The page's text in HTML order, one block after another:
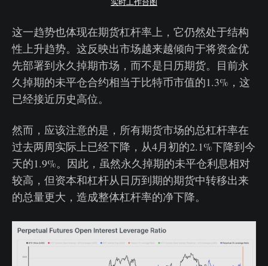
实时工作台图
这一趋势也体现在期货杠杆率上，它仍然处于结构
性上升趋势。这反映出市场越来越倾向于将资金优
先部署到永久掉期市场，而不是日历期货。目前永
久掉期的未平仓合约相当于比特币市值的1.3%，这
已经接近历史高位。
然而，应该注意的是，所有期货市场的总杠杆率在
过去两周实际上已经下降，从4月初的2.1%下降到今
天的1.9%。因此，虽然永久掉期的未平仓利息相对
较高，但资本和杠杆从日历到期的期货中转移出来
的总量更大，造成整体杠杆率的净下降。